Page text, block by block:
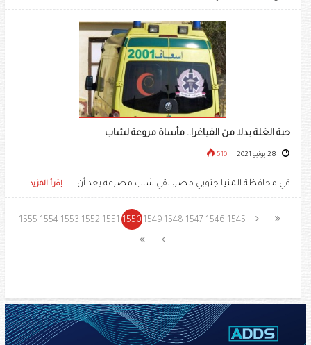
حبة الغلة بدلا من الفياغرا.. مأساة مروعة لشاب
510
في محافظة المنيا جنوبي مصر، لقي شاب مصرعه بعد أن ..... إقرأ المزيد
1545
1546
1547
1548
1549
1550
1551
1552
1553
1554
1555